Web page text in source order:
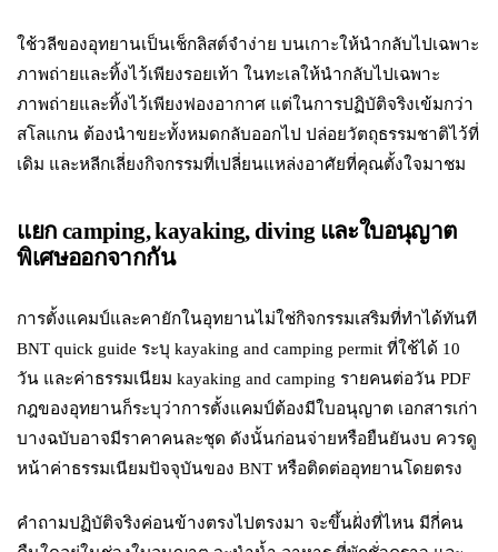
ใช้วลีของอุทยานเป็นเช็กลิสต์จำง่าย บนเกาะให้นำกลับไปเฉพาะ
ภาพถ่ายและทิ้งไว้เพียงรอยเท้า ในทะเลให้นำกลับไปเฉพาะ
ภาพถ่ายและทิ้งไว้เพียงฟองอากาศ แต่ในการปฏิบัติจริงเข้มกว่า
สโลแกน ต้องนำขยะทั้งหมดกลับออกไป ปล่อยวัตถุธรรมชาติไว้ที่
เดิม และหลีกเลี่ยงกิจกรรมที่เปลี่ยนแหล่งอาศัยที่คุณตั้งใจมาชม
แยก camping, kayaking, diving และใบอนุญาต
พิเศษออกจากกัน
การตั้งแคมป์และคายักในอุทยานไม่ใช่กิจกรรมเสริมที่ทำได้ทันที
BNT quick guide ระบุ kayaking and camping permit ที่ใช้ได้ 10
วัน และค่าธรรมเนียม kayaking and camping รายคนต่อวัน PDF
กฎของอุทยานก็ระบุว่าการตั้งแคมป์ต้องมีใบอนุญาต เอกสารเก่า
บางฉบับอาจมีราคาคนละชุด ดังนั้นก่อนจ่ายหรือยืนยันงบ ควรดู
หน้าค่าธรรมเนียมปัจจุบันของ BNT หรือติดต่ออุทยานโดยตรง
คำถามปฏิบัติจริงค่อนข้างตรงไปตรงมา จะขึ้นฝั่งที่ไหน มีกี่คน